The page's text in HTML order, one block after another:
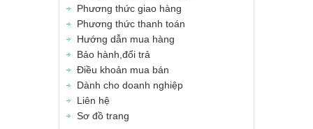
Phương thức giao hàng
Phương thức thanh toán
Hướng dẫn mua hàng
Bảo hành,đổi trả
Điều khoản mua bán
Dành cho doanh nghiệp
Liên hệ
Sơ đồ trang